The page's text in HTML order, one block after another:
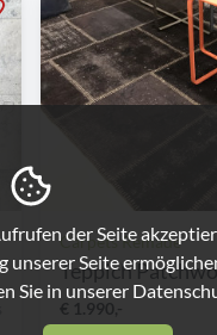
Carpets Remade
Teppich
€ 1.990,-
der Seite
Seite
Sie in unserer